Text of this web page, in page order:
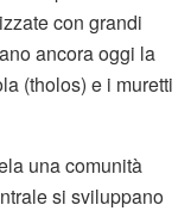
con grandi
ancora oggi la
(tholos) e i muretti
una comunità
si sviluppano